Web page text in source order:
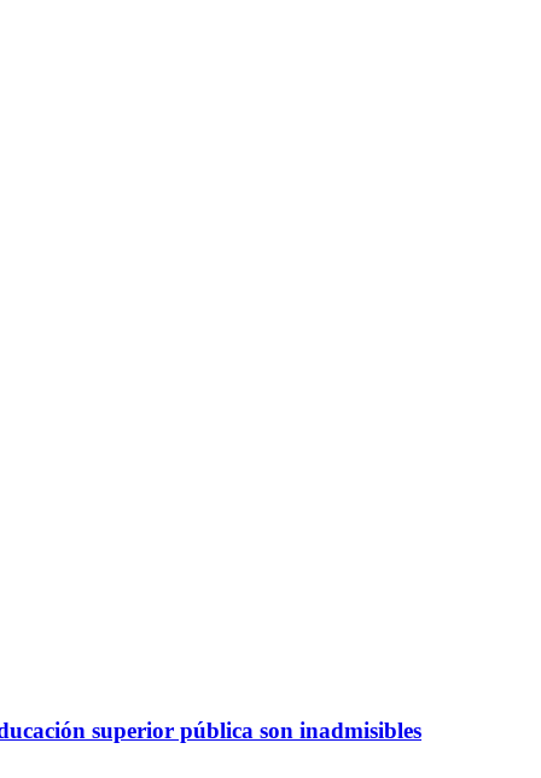
superior pública son inadmisibles